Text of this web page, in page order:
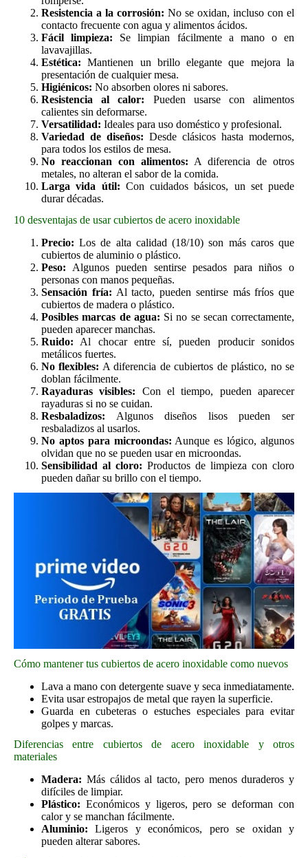
Resistencia a la corrosión: No se oxidan, incluso con el
contacto frecuente con agua y alimentos ácidos.
Fácil limpieza: Se limpian fácilmente a mano o en
lavavajillas.
Estética: Mantienen un brillo elegante que mejora la
presentación de cualquier mesa.
Higiénicos: No absorben olores ni sabores.
Resistencia al calor: Pueden usarse con alimentos
calientes sin deformarse.
Versatilidad: Ideales para uso doméstico y profesional.
Variedad de diseños: Desde clásicos hasta modernos,
para todos los estilos de mesa.
No reaccionan con alimentos: A diferencia de otros
metales, no alteran el sabor de la comida.
Larga vida útil: Con cuidados básicos, un set puede
durar décadas.
10 desventajas de usar cubiertos de acero inoxidable
Precio: Los de alta calidad (18/10) son más caros que
cubiertos de aluminio o plástico.
Peso: Algunos pueden sentirse pesados para niños o
personas con manos pequeñas.
Sensación fría: Al tacto, pueden sentirse más fríos que
cubiertos de madera o plástico.
Posibles marcas de agua: Si no se secan correctamente,
pueden aparecer manchas.
Ruido: Al chocar entre sí, pueden producir sonidos
metálicos fuertes.
No flexibles: A diferencia de cubiertos de plástico, no se
doblan fácilmente.
Rayaduras visibles: Con el tiempo, pueden aparecer
rayaduras si no se cuidan.
Resbaladizos: Algunos diseños lisos pueden ser
resbaladizos al usarlos.
No aptos para microondas: Aunque es lógico, algunos
olvidan que no se pueden usar en microondas.
Sensibilidad al cloro: Productos de limpieza con cloro
pueden dañar su brillo con el tiempo.
Cómo mantener tus cubiertos de acero inoxidable como nuevos
Lava a mano con detergente suave y seca inmediatamente.
Evita usar estropajos de metal que rayen la superficie.
Guarda en cubeteras o estuches especiales para evitar
golpes y marcas.
Diferencias entre cubiertos de acero inoxidable y otros
materiales
Madera: Más cálidos al tacto, pero menos duraderos y
difíciles de limpiar.
Plástico: Económicos y ligeros, pero se deforman con
calor y se manchan fácilmente.
Aluminio: Ligeros y económicos, pero se oxidan y
pueden alterar sabores.